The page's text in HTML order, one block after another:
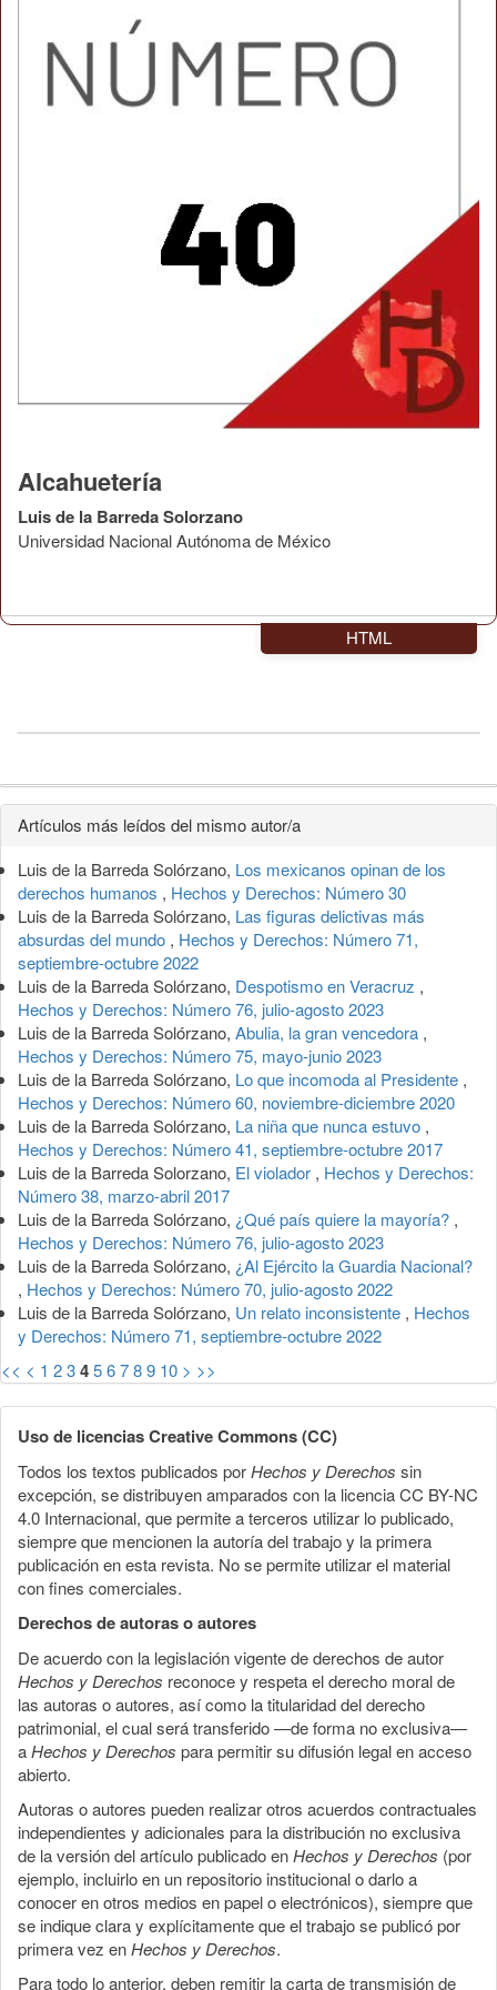
Alcahuetería
Luis de la Barreda Solorzano
Universidad Nacional Autónoma de México
HTML
Detalles
del
artículo
Artículos más leídos del mismo autor/a
Luis de la Barreda Solórzano, Los mexicanos opinan de los
derechos humanos , Hechos y Derechos: Número 30
Luis de la Barreda Solórzano, Las figuras delictivas más
absurdas del mundo , Hechos y Derechos: Número 71,
septiembre-octubre 2022
Luis de la Barreda Solórzano, Despotismo en Veracruz ,
Hechos y Derechos: Número 76, julio-agosto 2023
Luis de la Barreda Solórzano, Abulia, la gran vencedora ,
Hechos y Derechos: Número 75, mayo-junio 2023
Luis de la Barreda Solórzano, Lo que incomoda al Presidente ,
Hechos y Derechos: Número 60, noviembre-diciembre 2020
Luis de la Barreda Solórzano, La niña que nunca estuvo ,
Hechos y Derechos: Número 41, septiembre-octubre 2017
Luis de la Barreda Solorzano, El violador , Hechos y Derechos:
Número 38, marzo-abril 2017
Luis de la Barreda Solórzano, ¿Qué país quiere la mayoría? ,
Hechos y Derechos: Número 76, julio-agosto 2023
Luis de la Barreda Solórzano, ¿Al Ejército la Guardia Nacional?
, Hechos y Derechos: Número 70, julio-agosto 2022
Luis de la Barreda Solórzano, Un relato inconsistente , Hechos
y Derechos: Número 71, septiembre-octubre 2022
<< < 1 23456789 10 > >>
Uso de licencias Creative Commons (CC)
Todos los textos publicados porHechos y Derechos sin
excepción, se distribuyen amparados con la licencia CC BY-NC
4.0 Internacional, que permite a terceros utilizar lo publicado,
siempre que mencionen la autoría del trabajo y la primera
publicación en esta revista. No se permite utilizar el material
con fines comerciales.
Derechos de autoras o autores
De acuerdo con la legislación vigente de derechos de autor
Hechos y Derechos reconoce y respeta el derecho moral de
las autoras o autores, así como la titularidad del derecho
patrimonial, el cual será transferido —de forma no exclusiva—
aHechos y Derechos para permitir su difusión legal en acceso
abierto.
Autoras o autores pueden realizar otros acuerdos contractuales
independientes y adicionales para la distribución no exclusiva
de la versión del artículo publicado enHechos y Derechos (por
ejemplo, incluirlo en un repositorio institucional o darlo a
conocer en otros medios en papel o electrónicos), siempre que
se indique clara y explícitamente que el trabajo se publicó por
primera vez enHechos y Derechos.
Para todo lo anterior, deben remitir la carta de transmisión de